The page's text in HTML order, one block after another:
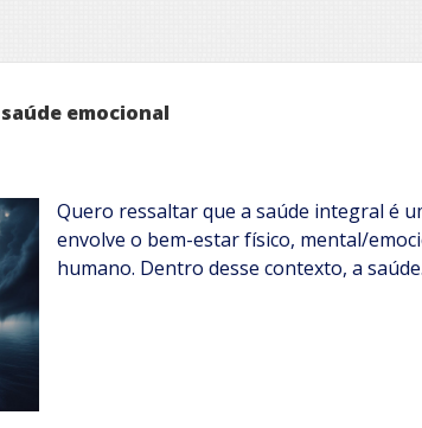
emocional
Quero ressaltar que a saúde integral é
envolve o bem-estar físico, mental/
humano. Dentro desse contexto, a